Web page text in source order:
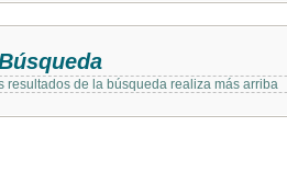
resultados de la búsqueda realiza más arriba